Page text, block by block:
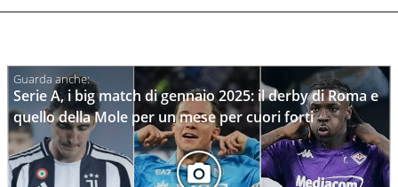
Serie A, i big match di gennaio 2025: il derby di Roma e
quello della Mole per un mese per cuori forti